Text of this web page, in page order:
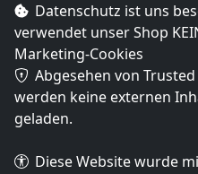
Datenschutz ist uns
verwendet unser Shop
Marketing-Cookies
Abgesehen von
werden keine externen
geladen.
Diese Website wurde